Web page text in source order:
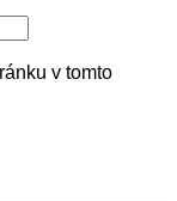
v tomto